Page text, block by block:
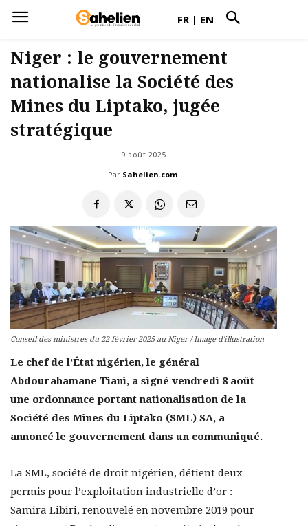
FR | EN
Niger : le gouvernement
nationalise la Société des
Mines du Liptako, jugée
stratégique
9 août 2025
Par Sahelien.com
Conseil des ministres du 22 février 2025 au Niger / Image d'illustration
Le chef de l’État nigérien, le général
Abdourahamane Tiani, a signé vendredi 8 août
une ordonnance portant nationalisation de la
Société des Mines du Liptako (SML) SA, a
annoncé le gouvernement dans un communiqué.
La SML, société de droit nigérien, détient deux
permis pour l’exploitation industrielle d’or :
Samira Libiri, renouvelé en novembre 2019 pour